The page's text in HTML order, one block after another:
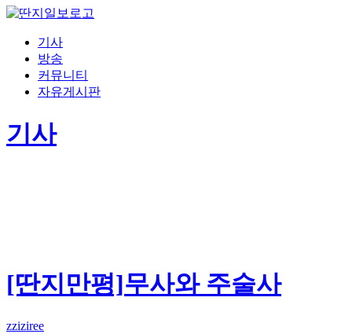
기사
방송
커뮤니티
자유게시판
기사
[딴지만평]무사와 주술사
zziziree